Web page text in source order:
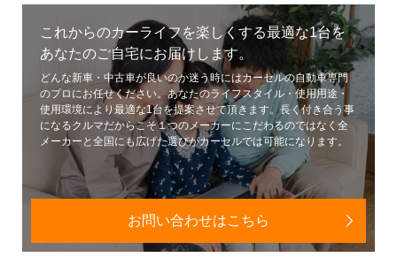
これからのカーライフを楽しくする最適な1台を
あなたのご自宅にお届けします。
どんな新車・中古車が良いのか迷う時にはカーセルの自動車専門
のプロにお任せください。あなたのライフスタイル・使用用途・
使用環境により最適な1台を提案させて頂きます。長く付き合う事
になるクルマだからこそ１つのメーカーにこだわるのではなく全
メーカーと全国にも広げた選びがカーセルでは可能になります。
お問い合わせはこちら